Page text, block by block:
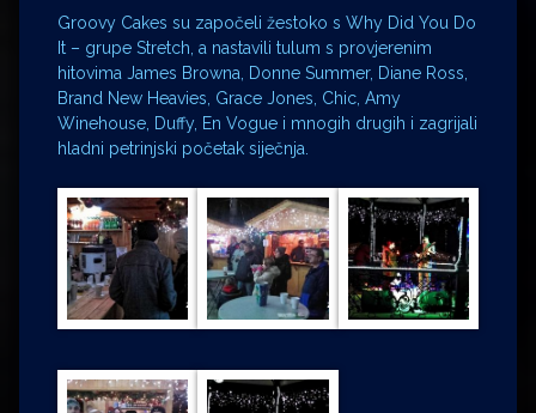
Groovy Cakes su započeli žestoko s Why Did You Do
It – grupe Stretch, a nastavili tulum s provjerenim
hitovima James Browna, Donne Summer, Diane Ross,
Brand New Heavies, Grace Jones, Chic, Amy
Winehouse, Duffy, En Vogue i mnogih drugih i zagrijali
hladni petrinjski početak siječnja.